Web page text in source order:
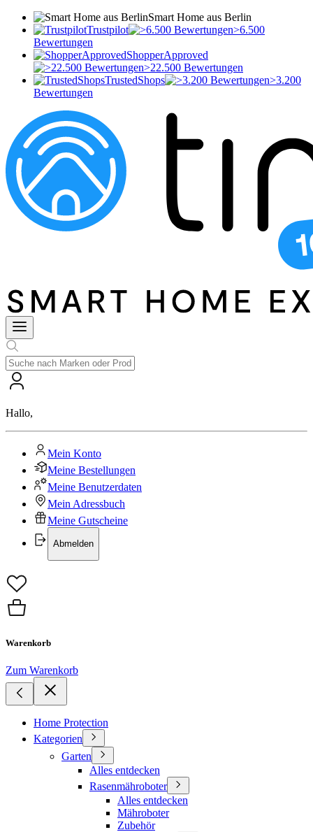
Smart Home aus Berlin
Trustpilot
>6.500
Bewertungen
ShopperApproved
>22.500 Bewertungen
TrustedShops
>3.200
Bewertungen
Hallo,
Mein Konto
Meine Bestellungen
Meine Benutzerdaten
Mein Adressbuch
Meine Gutscheine
Abmelden
Warenkorb
Zum Warenkorb
Home Protection
Kategorien
Garten
Alles entdecken
Rasenmähroboter
Alles entdecken
Mähroboter
Zubehör